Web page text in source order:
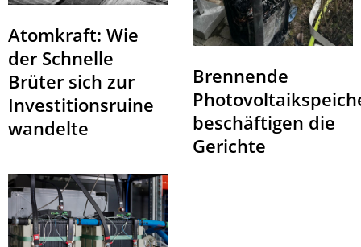
Atomkraft: Wie
der Schnelle
Brüter sich zur
Investitionsruine
wandelte
Brennende
beschäftigen die
Gerichte